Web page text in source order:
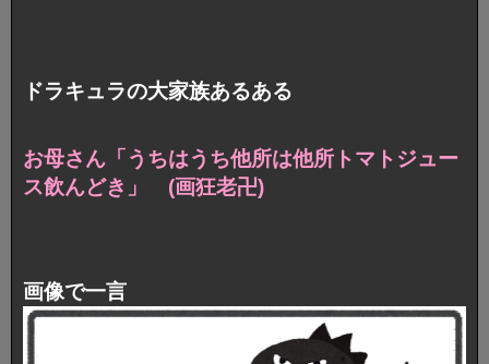
ドラキュラの大家族あるある
お母さん「うちはうち他所は他所トマトジュー
ス飲んどき」 (画狂老卍)
画像で一言